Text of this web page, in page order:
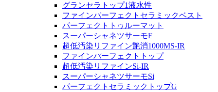
グランセラトップ1液水性
ファインパーフェクトセラミックベスト
パーフェクトトゥルーマット
スーパーシャネツサーモF
超低汚染リファイン艶消1000MS-IR
ファインパーフェクトトップ
超低汚染リファインSi-IR
スーパーシャネツサーモSi
パーフェクトセラミックトップG